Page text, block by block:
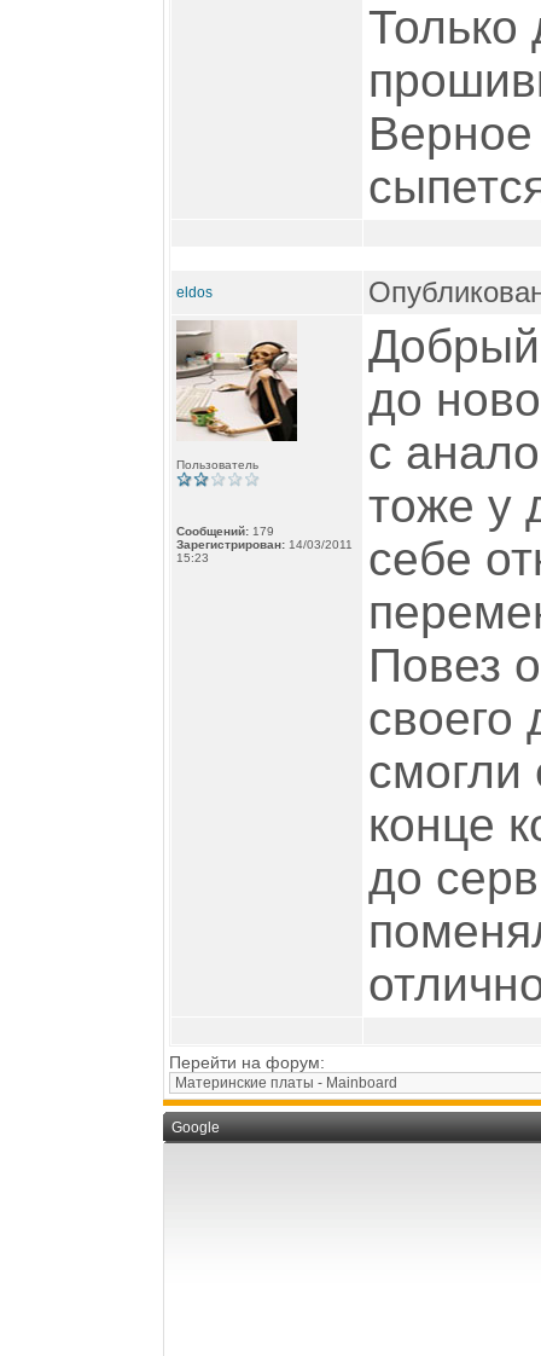
eldos
Пользователь
Сообщений: 179
Зарегистрирован: 14/03/2011
15:23
до
с
тоже у
себе
Повез
своего
смогли
конце
до
Перейти на форум:
Google